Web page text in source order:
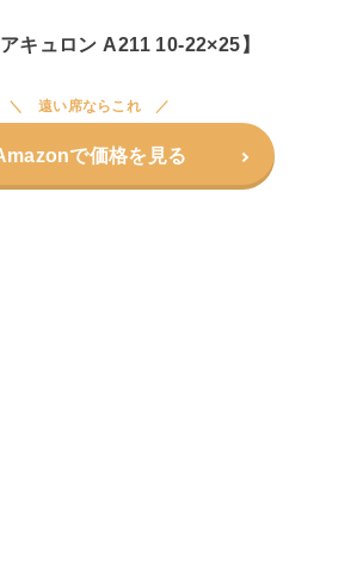
キュロン A211 10-22×25】
遠い席ならこれ
で価格を見る